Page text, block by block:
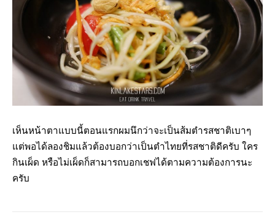
เห็นหน้าตาแบบนี้ตอนแรกผมนึกว่าจะเป็นส้มตำรสชาติเบาๆ
แต่พอได้ลองชิมแล้วต้องบอกว่าเป็นตำไทยที่รสชาติดีครับ ใคร
กินเผ็ด หรือไม่เผ็ดก็สามารถบอกเชฟได้ตามความต้องการนะ
ครับ